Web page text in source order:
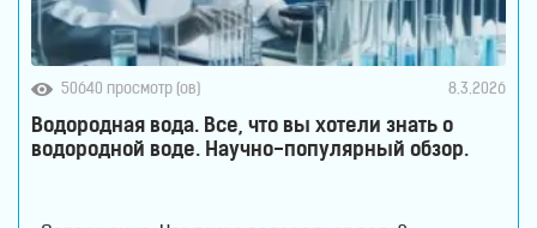
50640 просмотр (ов) 8.3.2026
Водородная вода. Все, что вы хотели знать о
водородной воде. Научно-популярный обзор.